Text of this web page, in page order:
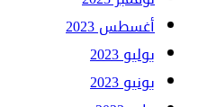
أغسطس 2023
يوليو 2023
يونيو 2023